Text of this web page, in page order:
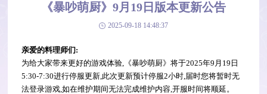
《暴吵萌厨》9月19日版本更新公告
2025-09-18 14:48:37
亲爱的料理师们:
为给大家带来更好的游戏体验,《暴吵萌厨》将于2025年9月19日
5:30-7:30进行停服更新,此次更新预计停服2小时,届时您将暂时无
法登录游戏,如在维护期间无法完成维护内容,开服时间将顺延。